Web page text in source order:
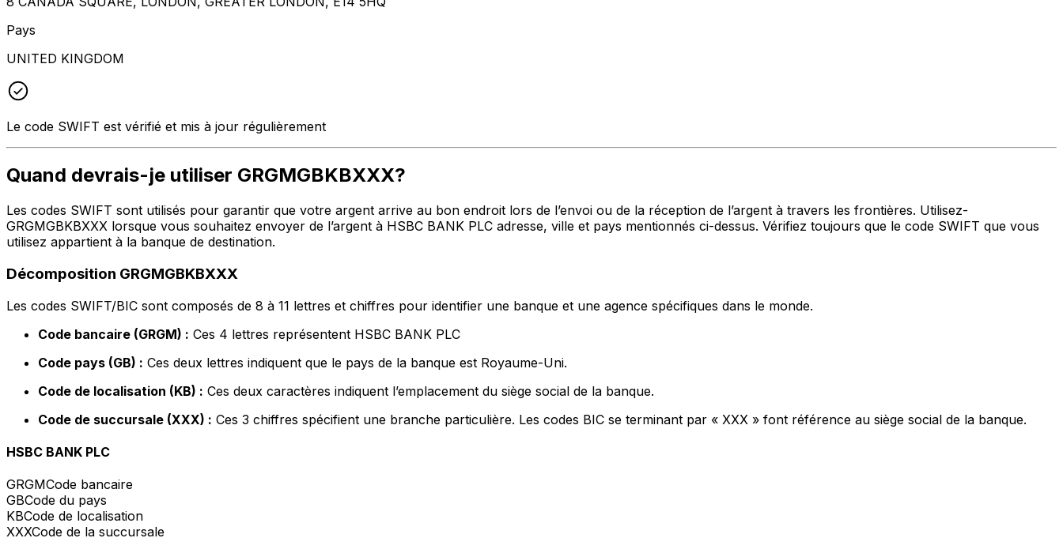
Pays
UNITED KINGDOM
Le code SWIFT est vérifié et mis à jour régulièrement
Quand devrais-je utiliser GRGMGBKBXXX?
Les codes SWIFT sont utilisés pour garantir que votre argent arrive au bon endroit lors de l’envoi ou de la réception de l’argent à travers les frontières. Utilisez-
GRGMGBKBXXX lorsque vous souhaitez envoyer de l’argent à HSBC BANK PLC adresse, ville et pays mentionnés ci-dessus. Vérifiez toujours que le code SWIFT que vous
utilisez appartient à la banque de destination.
Décomposition GRGMGBKBXXX
Les codes SWIFT/BIC sont composés de 8 à 11 lettres et chiffres pour identifier une banque et une agence spécifiques dans le monde.
Code bancaire (GRGM) : Ces 4 lettres représentent HSBC BANK PLC
Code pays (GB) : Ces deux lettres indiquent que le pays de la banque est Royaume-Uni.
Code de localisation (KB) : Ces deux caractères indiquent l’emplacement du siège social de la banque.
Code de succursale (XXX) : Ces 3 chiffres spécifient une branche particulière. Les codes BIC se terminant par « XXX » font référence au siège social de la banque.
HSBC BANK PLC
GRGMCode bancaire
GBCode du pays
KBCode de localisation
XXXCode de la succursale